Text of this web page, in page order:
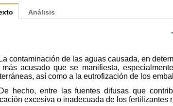
La contaminación de las aguas causada, en
más acusado que se manifiesta,
así como a la eutrofización de los
De hecho, entre las fuentes difusas que
excesiva o inadecuada de los fertilizantes
Análisis